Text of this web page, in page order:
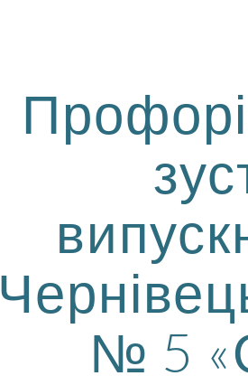
№ 5